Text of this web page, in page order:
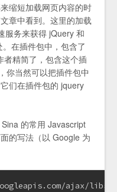
缩短加载网页内容的时
章中看到。这里的加载
服务来获得 jQuery 和
在插件包中，包含了
精简了，包含这个插
你当然可以把插件包中
们在插件包的 jquery
的常用 Javascript
的写法（以 Google 为
ajax/